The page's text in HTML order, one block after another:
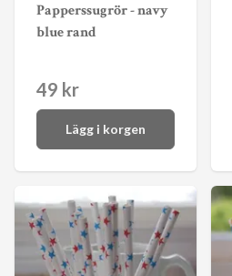
Papperssugrör - navy
blue rand
49 kr
Lägg i korgen